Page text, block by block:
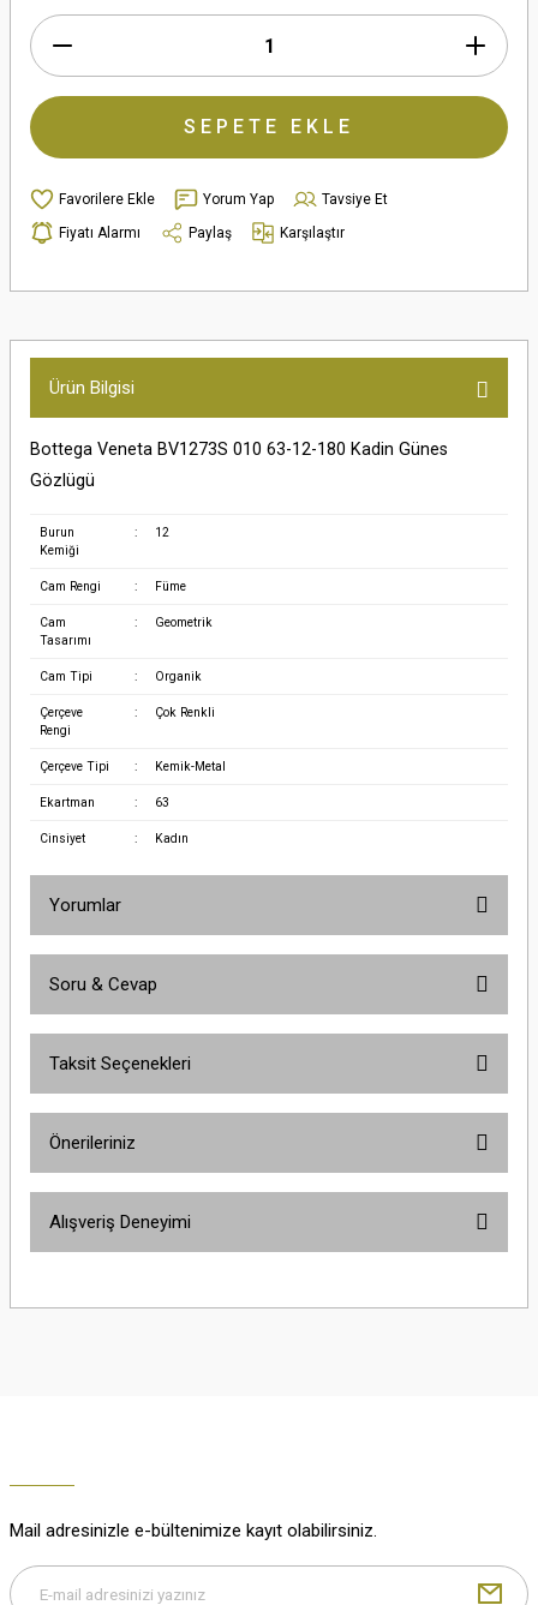
SEPETE EKLE
Yorum Yap
Tavsiye Et
Fiyatı Alarmı
Paylaş Karşılaştır
Ürün Bilgisi
Bottega Veneta BV1273S 010 63-12-180 Kadin Günes
Gözlügü
Burun
Kemiği
: 12
Cam Rengi : Füme
Cam
Tasarımı
: Geometrik
Cam Tipi : Organik
Çerçeve
Rengi
: Çok Renkli
Çerçeve Tipi : Kemik-Metal
Ekartman : 63
Cinsiyet : Kadın
Yorumlar
Soru & Cevap
Taksit Seçenekleri
Önerileriniz
yetersiz gördüğünüz noktaları öneri formunu kullanarak tarafımıza
Alışveriş Deneyimi
M... K... | 29/12/2025
Mail adresinizle e-bültenimize kayıt olabilirsiniz.